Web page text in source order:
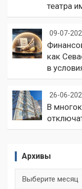
театра
09-07-
как
в
26-06-
В
Архивы